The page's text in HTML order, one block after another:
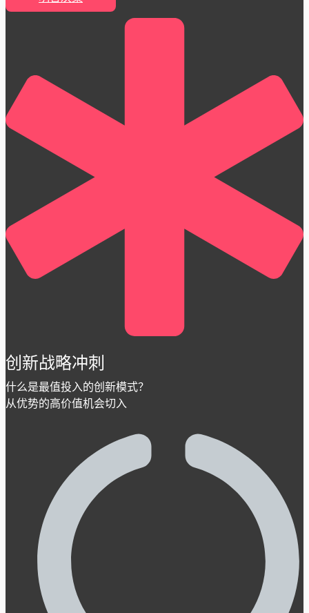
创新战略冲刺
什么是最值投入的创新模式？
从优势的高价值机会切入